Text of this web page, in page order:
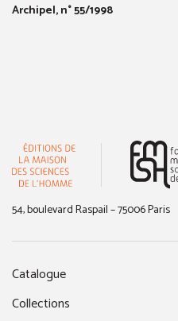
Archipel, n° 55/1998
54, boulevard Raspail – 75006 Paris
Catalogue
Collections